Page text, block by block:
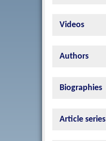
Videos
Authors
Biographies
Article series